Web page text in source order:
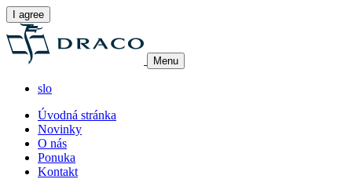
I agree
Menu
slo
Úvodná stránka
Novinky
O nás
Ponuka
Kontakt